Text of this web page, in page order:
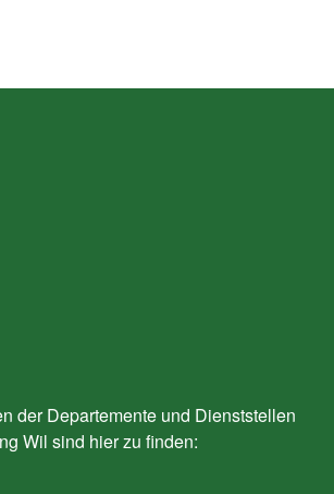
der Departemente und Dienststellen
Wil sind hier zu finden: